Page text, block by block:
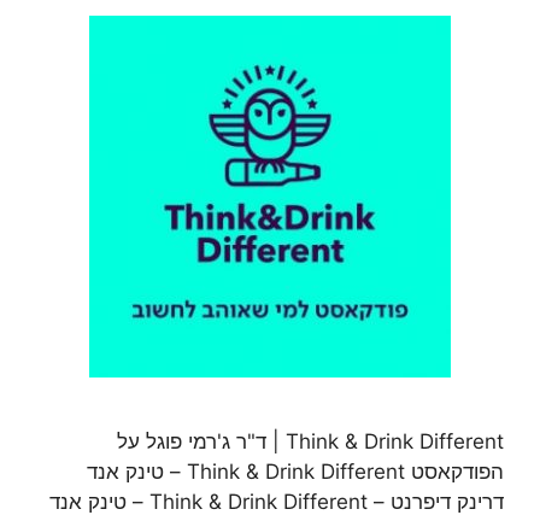
Think & Drink Different | ד"ר ג'רמי פוגל על
הפודקאסט Think & Drink Different – טינק אנד
דרינק דיפרנט – Think & Drink Different – טינק אנד